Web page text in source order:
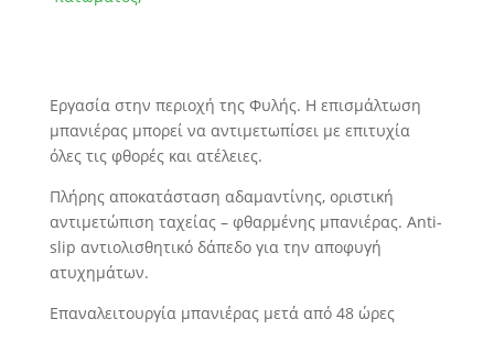
Εργασία στην περιοχή της Φυλής. Η επισμάλτωση
μπανιέρας μπορεί να αντιμετωπίσει με επιτυχία
όλες τις φθορές και ατέλειες.
Πλήρης αποκατάσταση αδαμαντίνης, οριστική
αντιμετώπιση ταχείας – φθαρμένης μπανιέρας. Anti-
slip αντιολισθητικό δάπεδο για την αποφυγή
ατυχημάτων.
Επαναλειτουργία μπανιέρας μετά από 48 ώρες